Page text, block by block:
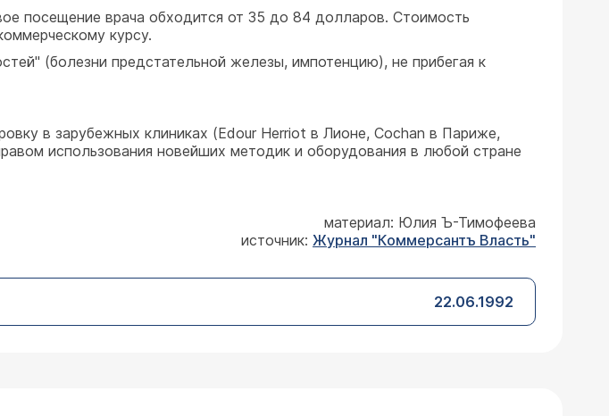
посещение врача обходится от 35 до 84 долларов. Стоимость
курсу.
(болезни предстательной железы, импотенцию), не прибегая к
в зарубежных клиниках (Edour Herriot в Лионе, Cochan в Париже,
использования новейших методик и оборудования в любой стране
материал: Юлия Ъ-Тимофеева
источник: Журнал "Коммерсантъ Власть"
22.06.1992